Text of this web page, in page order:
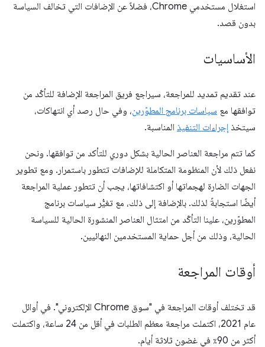
استغلال مستخدمي Chrome، فضلاً عن الإضافات التي تخالف السياسة
بدون قصد.
الأساسيات
عند تقديم تمديد للمراجعة، سيراجع فريق المراجعة الإضافة للتأكّد من
توافقها مع سياسات برنامج المطوّرين، وفي حال رصد أي انتهاكات،
سيتخذ إجراءات التنفيذ المناسبة.
كما تتم مراجعة العناصر الحالية بشكل دوري للتأكد من توافقها. ونحن
نفعل ذلك لأن المنظومة المتكاملة للإضافات تتطور باستمرار. ومع تطوير
الجهات الضارة لهجماتها أو اكتشافاتها، يجب أن تتطور عملية المراجعة
أيضًا استجابةً لذلك. بالإضافة إلى ذلك، مع تغيُّر سياسات برنامج
المطوّرين، علينا التأكّد من امتثال العناصر المنشورة الحالية للسياسة
الحالية، وذلك من أجل حماية المستخدمين النهائيين.
أوقات المراجعة
قد تختلف أوقات المراجعة في "سوق Chrome الإلكتروني". في أوائل
عام 2021، اكتملت مراجعة معظم الطلبات في أقل من 24 ساعة، واكتملت
أكثر من 90٪ في غضون ثلاثة أيام.